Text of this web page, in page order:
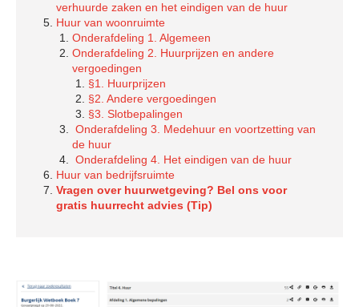
verhuurde zaken en het eindigen van de huur
Huur van woonruimte
Onderafdeling 1. Algemeen
Onderafdeling 2. Huurprijzen en andere
vergoedingen
§1. Huurprijzen
§2. Andere vergoedingen
§3. Slotbepalingen
Onderafdeling 3. Medehuur en voortzetting van
de huur
Onderafdeling 4. Het eindigen van de huur
Huur van bedrijfsruimte
Vragen over huurwetgeving? Bel ons voor
gratis huurrecht advies (Tip)